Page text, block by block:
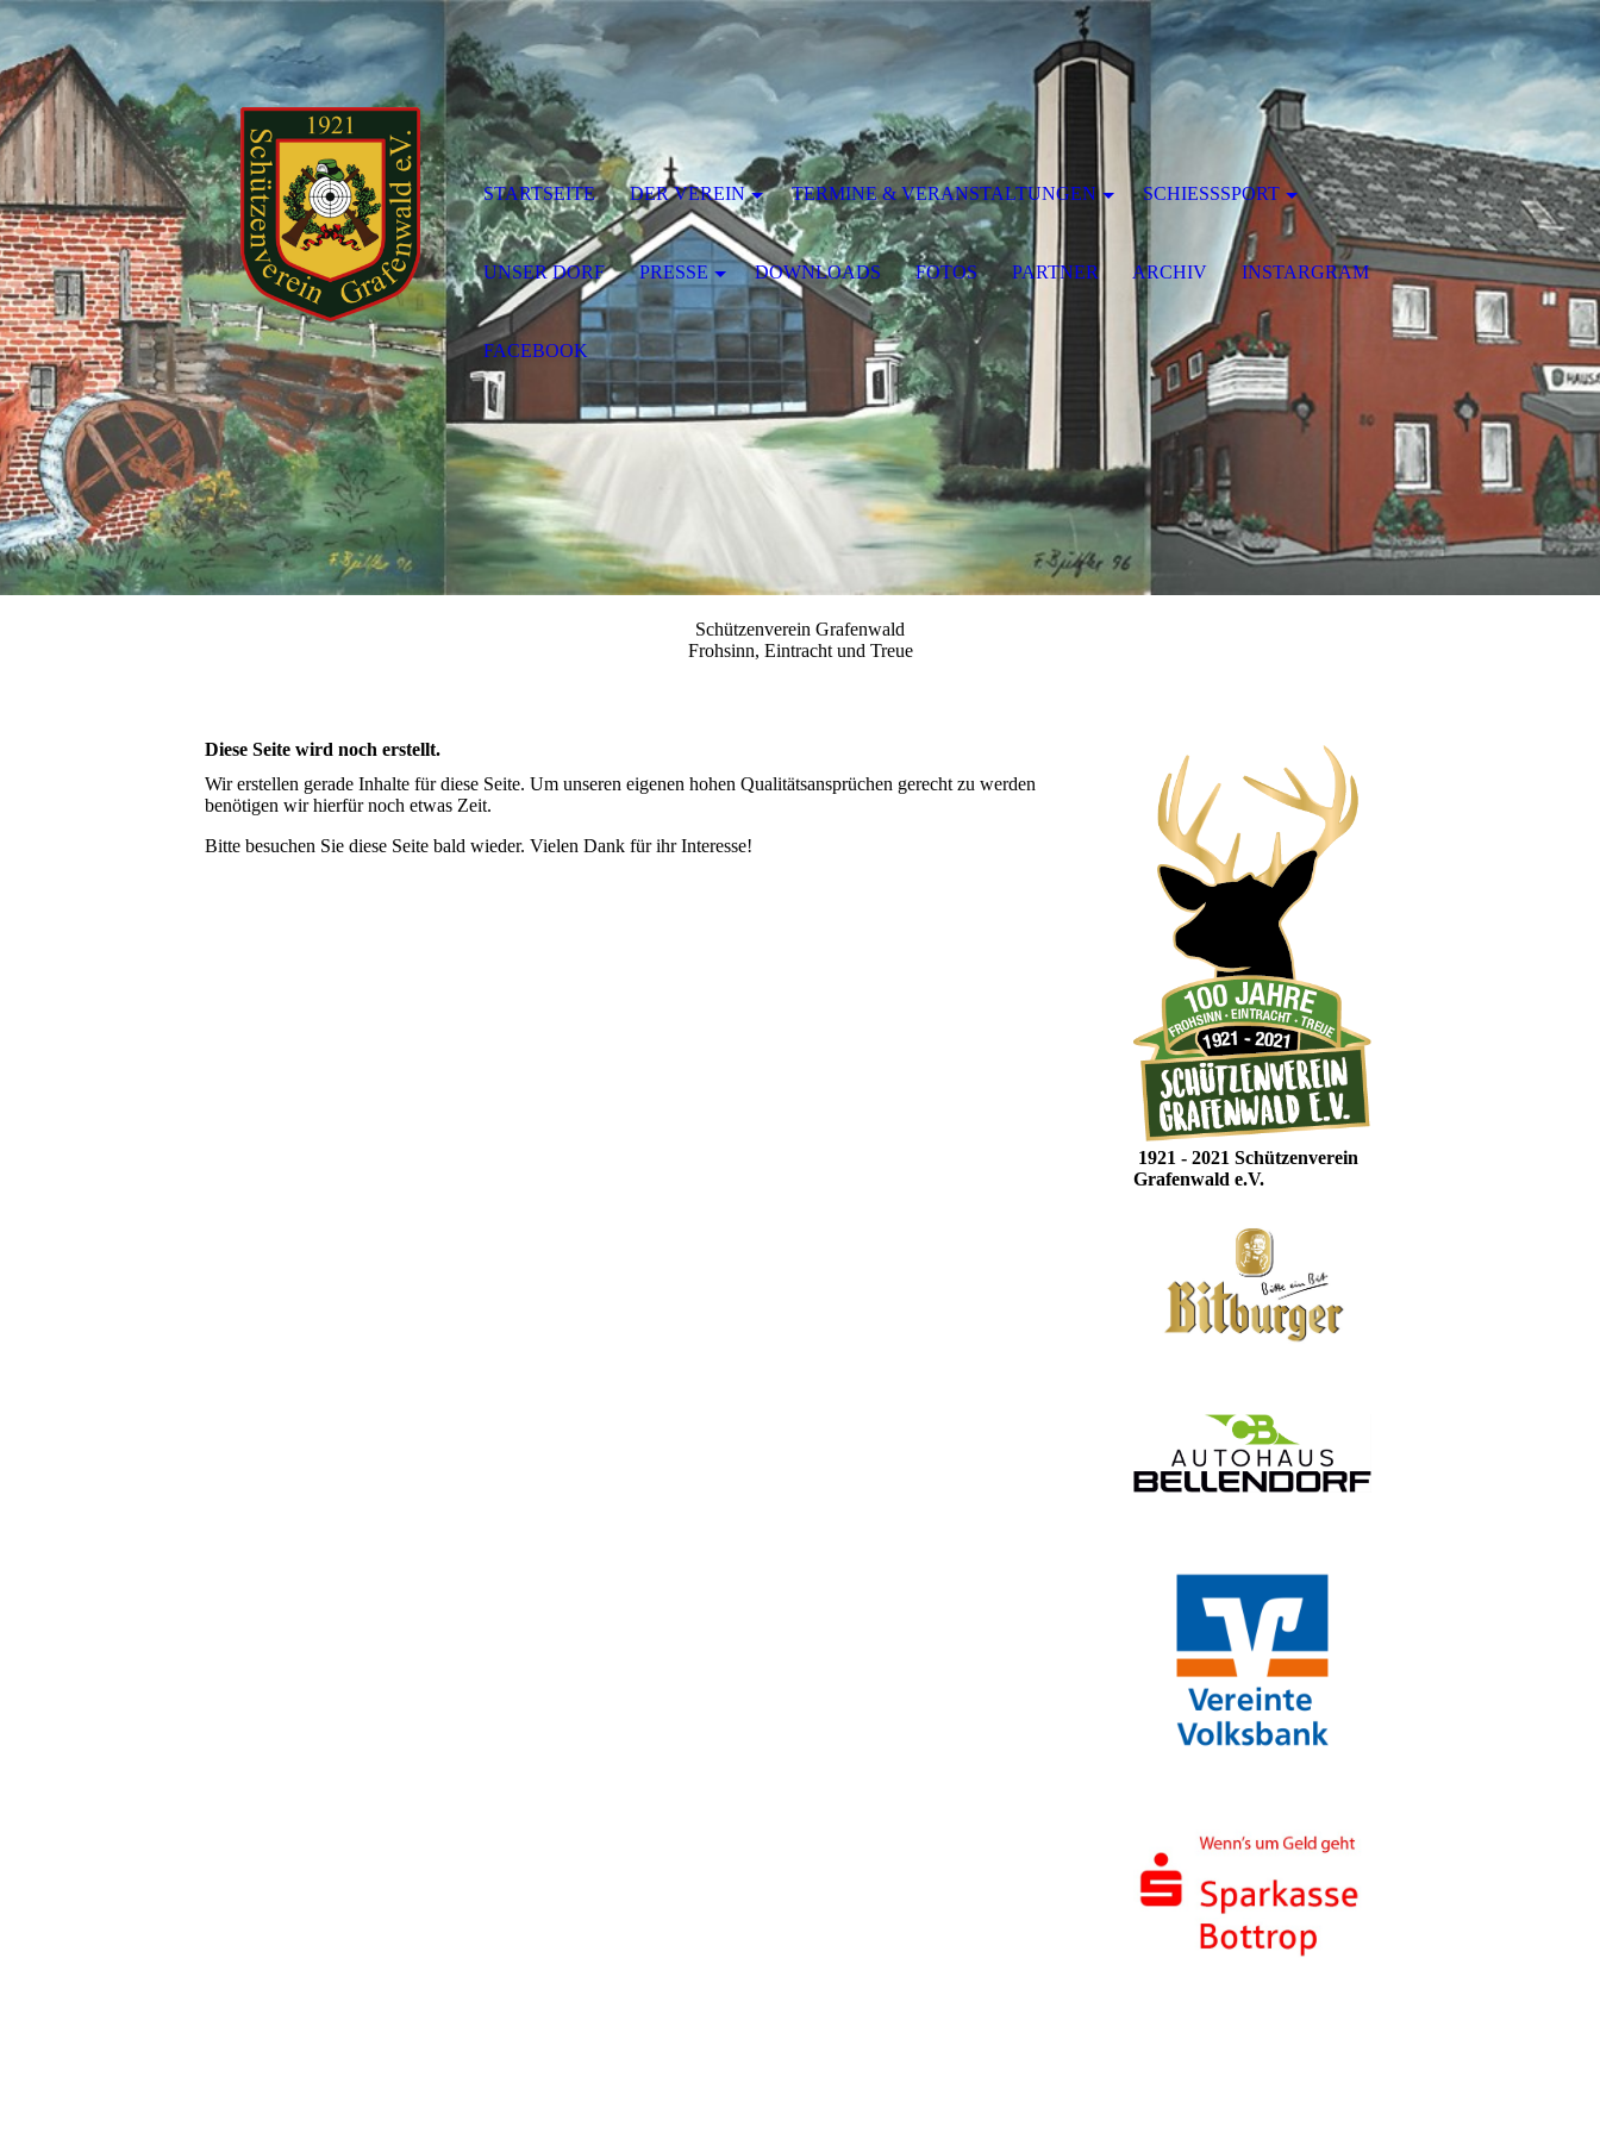
Schützenverein Grafenwald
Frohsinn, Eintracht und Treue
Diese Seite wird noch erstellt.
Wir erstellen gerade Inhalte für diese Seite. Um unseren eigenen hohen Qualitätsansprüchen gerecht zu werden
benötigen wir hierfür noch etwas Zeit.
Bitte besuchen Sie diese Seite bald wieder. Vielen Dank für ihr Interesse!
1921 - 2021 Schützenverein
Grafenwald e.V.
STARTSEITE DER VEREIN TERMINE & VERANSTALTUNGEN SCHIESSSPORT
UNSER DORF PRESSE DOWNLOADS FOTOS PARTNER ARCHIV INSTARGRAM
FACEBOOK